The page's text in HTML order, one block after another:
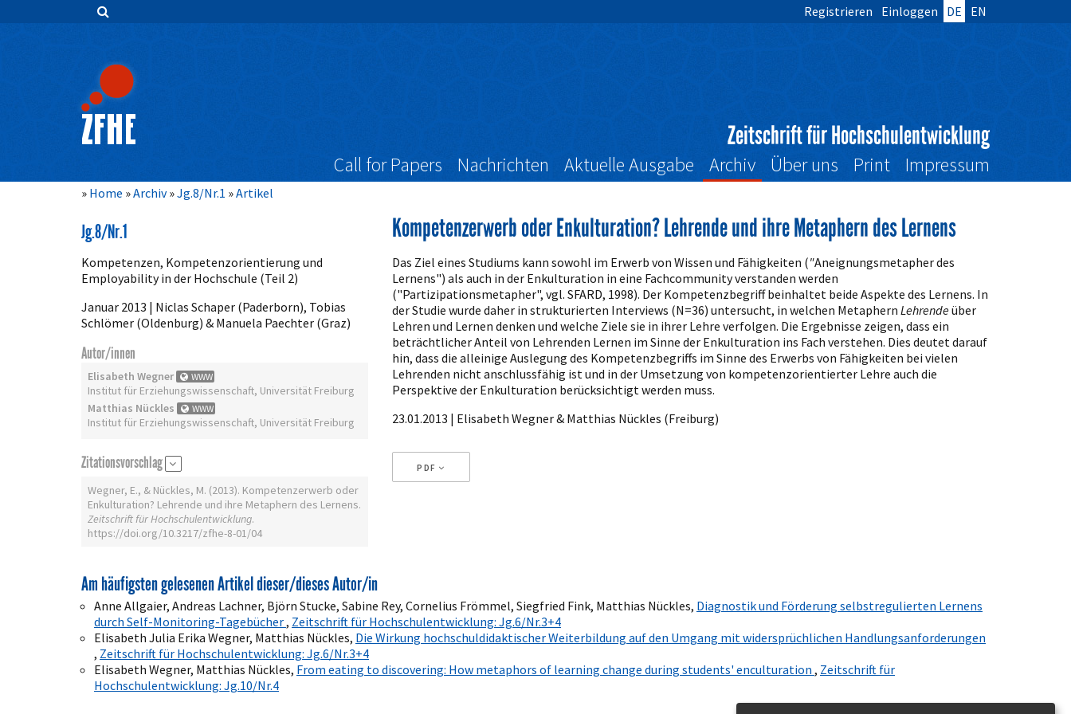
Zum
Hauptnavigation
Registrieren Einloggen DE EN
Zeitschrift für Hochschulentwicklung
Call for Papers Nachrichten Aktuelle Ausgabe Archiv Über uns Print Impressum
Home Archiv Jg.8/Nr.1 Artikel
Kompetenzerwerb oder Enkulturation? Lehrende und ihre Metaphern des Lernens
Artikelinhalt
Das Ziel eines Studiums kann sowohl im Erwerb von Wissen und Fähigkeiten ("Aneignungsmetapher des
Lernens") als auch in der Enkulturation in eine Fachcommunity verstanden werden
("Partizipationsmetapher", vgl. SFARD, 1998). Der Kompetenzbegriff beinhaltet beide Aspekte des Lernens. In
der Studie wurde daher in strukturierten Interviews (N=36) untersucht, in welchen Metaphern Lehrendeüber
Lehren und Lernen denken und welche Ziele sie in ihrer Lehre verfolgen. Die Ergebnisse zeigen, dass ein
beträchtlicher Anteil von Lehrenden Lernen im Sinne der Enkulturation ins Fach verstehen. Dies deutet darauf
hin, dass die alleinige Auslegung des Kompetenzbegriffs im Sinne des Erwerbs von Fähigkeiten bei vielen
Lehrenden nicht anschlussfähig ist und in der Umsetzung von kompetenzorientierter Lehre auch die
Perspektive der Enkulturation berücksichtigt werden muss.
23.01.2013 | Elisabeth Wegner & Matthias Nückles (Freiburg)
PDF
Jg.8/Nr.1
Kompetenzen, Kompetenzorientierung und
Employability in der Hochschule (Teil 2)
Januar 2013 | Niclas Schaper (Paderborn), Tobias
Schlömer (Oldenburg) & Manuela Paechter (Graz)
Autor/innen
Elisabeth Wegner WWW
Institut für Erziehungswissenschaft, Universität Freiburg
Matthias Nückles
WWW
Institut für Erziehungswissenschaft, Universität Freiburg
Zitationsvorschlag
Wegner, E., & Nückles, M. (2013). Kompetenzerwerb oder
Enkulturation? Lehrende und ihre Metaphern des Lernens.
Zeitschrift für Hochschulentwicklung.
https://doi.org/10.3217/zfhe-8-01/04
Am häufigsten gelesenen Artikel dieser/dieses Autor/in
Anne Allgaier, Andreas Lachner, Björn Stucke, Sabine Rey, Cornelius Frömmel, Siegfried Fink, Matthias Nückles, Diagnostik und Förderung selbstregulierten Lernens
durch Self-Monitoring-Tagebücher, Zeitschrift für Hochschulentwicklung: Jg.6/Nr.3+4
Elisabeth Julia Erika Wegner, Matthias Nückles, Die Wirkung hochschuldidaktischer Weiterbildung auf den Umgang mit widersprüchlichen Handlungsanforderungen
, Zeitschrift für Hochschulentwicklung: Jg.6/Nr.3+4
Elisabeth Wegner, Matthias Nückles, From eating to discovering: How metaphors of learning change during students' enculturation , Zeitschrift für
Hochschulentwicklung: Jg.10/Nr.4